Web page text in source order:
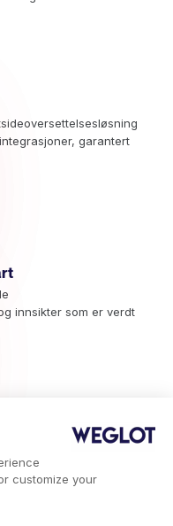
customize your
garantert
innsikter som er verdt
som en tjeneste.
forbeholdt.